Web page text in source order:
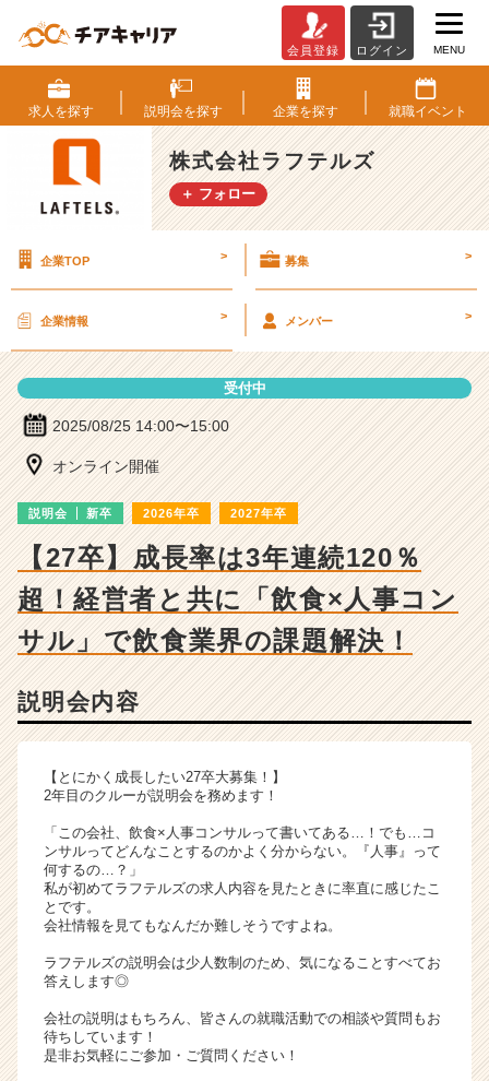
式
会
社
ラ
フ
テ
説
詳
細
|
ベ
ー・
長
業
か
ら
ウ
ト
が
届
就
活
サ
ト
チ
ャ
会員登録 ログイン MENU
求人を探す 説明会を探す 企業を探す 就職イベント
株式会社ラフテルズ
＋ フォロー
企業TOP > 募集 >
企業情報 > メンバー >
受付中
2025/08/25 14:00〜15:00
オンライン開催
説明会 新卒 2026年卒 2027年卒
【27卒】成長率は3年連続120％
超！経営者と共に「飲食×人事コン
サル」で飲食業界の課題解決！
説明会内容
【とにかく成長したい27卒大募集！】
2年目のクルーが説明会を務めます！
「この会社、飲食×人事コンサルって書いてある…！でも…コ
ンサルってどんなことするのかよく分からない。『人事』って
何するの…？」
私が初めてラフテルズの求人内容を見たときに率直に感じたこ
とです。
会社情報を見てもなんだか難しそうですよね。
ラフテルズの説明会は少人数制のため、気になることすべてお
答えします◎
会社の説明はもちろん、皆さんの就職活動での相談や質問もお
待ちしています！
是非お気軽にご参加・ご質問ください！